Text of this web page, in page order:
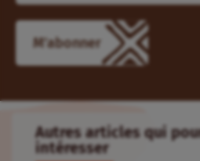
Autres articles qui
intéresser